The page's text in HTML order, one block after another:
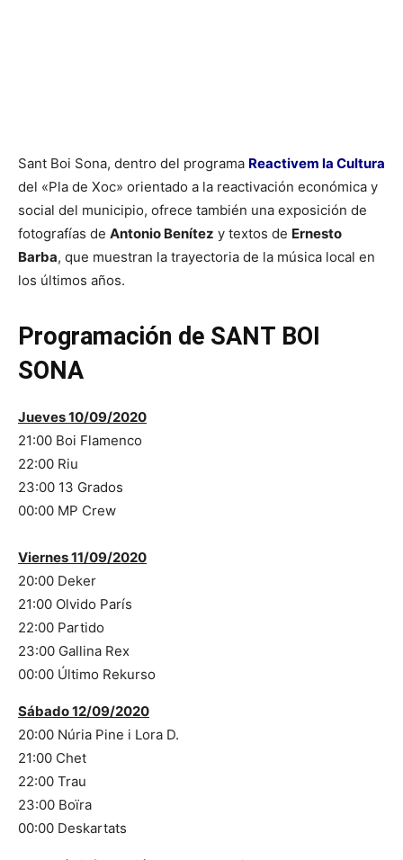
Sant Boi Sona, dentro del programa Reactivem la Cultura
del «Pla de Xoc» orientado a la reactivación económica y
social del municipio, ofrece también una exposición de
fotografías de Antonio Benítez y textos de Ernesto
Barba, que muestran la trayectoria de la música local en
los últimos años.
Programación de SANT BOI
SONA
Jueves10/09/2020
21:00 Boi Flamenco
22:00 Riu
23:00 13 Grados
00:00 MP Crew
Viernes11/09/2020
20:00 Deker
21:00 Olvido París
22:00 Partido
23:00 Gallina Rex
00:00 Último Rekurso
Sábado12/09/2020
20:00 Núria Pine i Lora D.
21:00 Chet
22:00 Trau
23:00 Boïra
00:00 Deskartats